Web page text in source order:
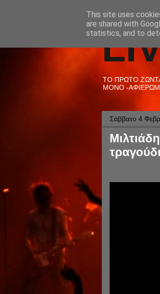
ΤΟ ΠΡΩΤΟ
ΜΟΝΟ -
Σάββατο 4
This site uses
are shared with
statistics, and to